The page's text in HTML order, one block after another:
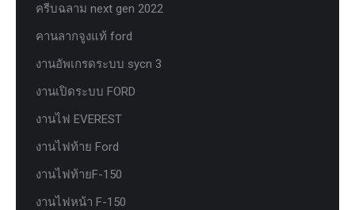
ครีบฉลาม next gen 2022
คานลากจูงแท้ ford
งานอัพเกรดระบบ sycn 3
งานเปิดระบบ FORD
งานไฟ EVEREST
งานไฟท้าย Ford
งานไฟท้ายF-150
งานไฟหน้า F-150